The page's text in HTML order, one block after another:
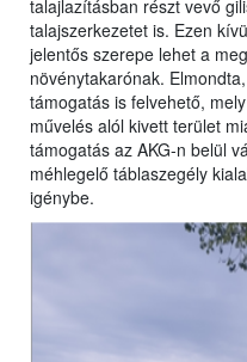
talajlazításban részt vevő
talajszerkezetet is. Ezen
jelentős szerepe lehet a
növénytakarónak.
támogatás is felvehető,
művelés alól kivett terület
támogatás az AKG-n belül
méhlegelő táblaszegély
igénybe.